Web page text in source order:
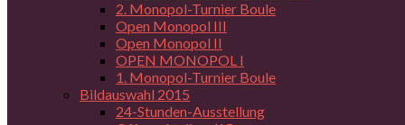
2. Monopol-Turnier Boule
Open Monopol III
Open Monopol II
OPEN MONOPOL I
1. Monopol-Turnier Boule
Bildauswahl 2015
24-Stunden-Ausstellung